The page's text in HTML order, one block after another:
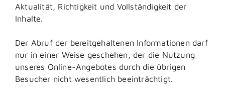
Aktualität, Richtigkeit und Vollständigkeit der
Inhalte.
Der Abruf der bereitgehaltenen Informationen darf
nur in einer Weise geschehen, der die Nutzung
unseres Online-Angebotes durch die übrigen
Besucher nicht wesentlich beeinträchtigt.